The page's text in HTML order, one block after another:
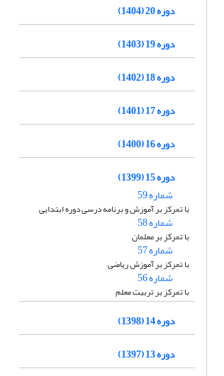
دوره 20 (1404)
دوره 19 (1403)
دوره 18 (1402)
دوره 17 (1401)
دوره 16 (1400)
دوره 15 (1399)
شماره 59
با تمرکز بر آموزش و برنامه درسی دوره ابتدایی
شماره 58
با تمرکز بر معلمان
شماره 57
با تمرکز بر آموزش ریاضی
شماره 56
با تمرکز بر تربیت معلم
دوره 14 (1398)
دوره 13 (1397)